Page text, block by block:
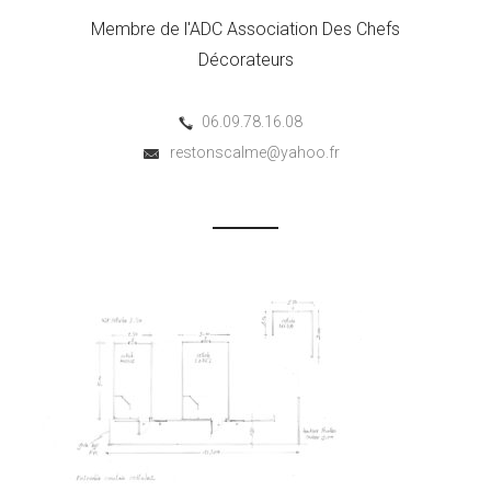
Membre de l'ADC Association Des Chefs
Décorateurs
06.09.78.16.08
restonscalme@yahoo.fr